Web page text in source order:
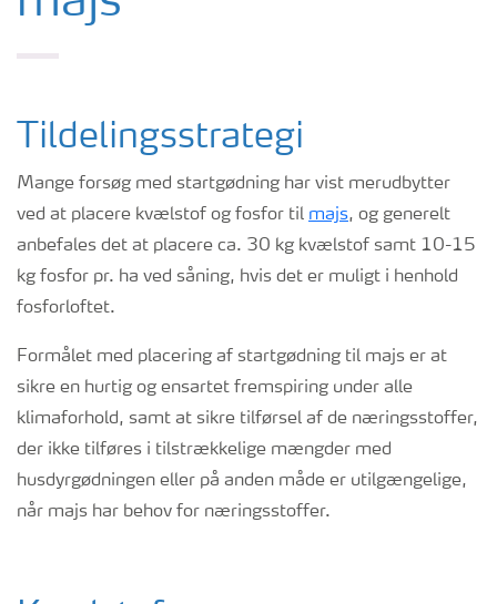
Tildelingsstrategi
Mange forsøg med startgødning har vist merudbytter
ved at placere kvælstof og fosfor til majs, og generelt
anbefales det at placere ca. 30 kg kvælstof samt 10-15
kg fosfor pr. ha ved såning, hvis det er muligt i henhold
fosforloftet.
Formålet med placering af startgødning til majs er at
sikre en hurtig og ensartet fremspiring under alle
klimaforhold, samt at sikre tilførsel af de næringsstoffer,
der ikke tilføres i tilstrækkelige mængder med
husdyrgødningen eller på anden måde er utilgængelige,
når majs har behov for næringsstoffer.